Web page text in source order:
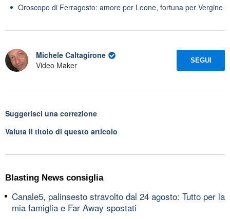
Oroscopo di Ferragosto: amore per Leone, fortuna per Vergine
Michele Caltagirone
Video Maker
SEGUI
Suggerisci una correzione
Valuta il titolo di questo articolo
Blasting News consiglia
Canale5, palinsesto stravolto dal 24 agosto: Tutto per la
mia famiglia e Far Away spostati